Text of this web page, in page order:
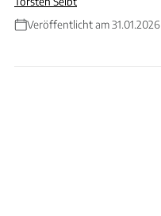
Veröffentlicht am 31.01.2026